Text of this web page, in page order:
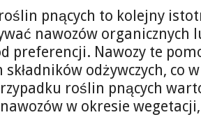
pnących to kolejny
nawozów organicznych
preferencji. Nawozy te
składników odżywczych, co
roślin pnących
w okresie